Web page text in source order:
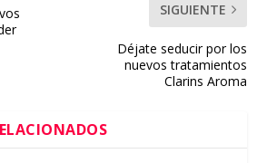
SIGUIENTE
Déjate seducir por los
nuevos tratamientos
Clarins Aroma